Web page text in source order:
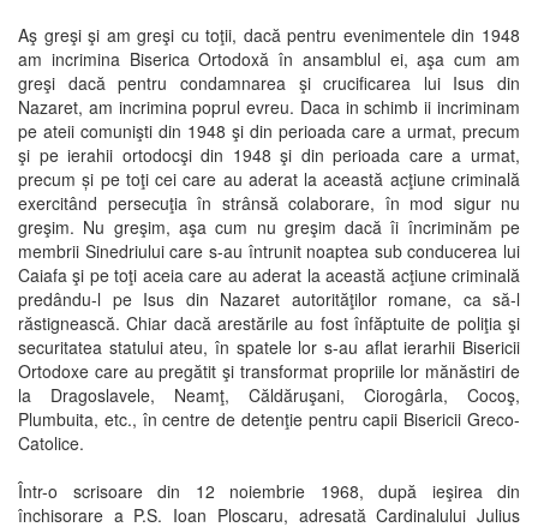
Aş greşi şi am greşi cu toţii, dacă pentru evenimentele din 1948
am incrimina Biserica Ortodoxă în ansamblul ei, aşa cum am
greşi dacă pentru condamnarea şi crucificarea lui Isus din
Nazaret, am incrimina poprul evreu. Daca in schimb ii incriminam
pe ateii comunişti din 1948 şi din perioada care a urmat, precum
şi pe ierahii ortodocşi din 1948 şi din perioada care a urmat,
precum și pe toţi cei care au aderat la această acţiune criminală
exercitând persecuţia în strânsă colaborare, în mod sigur nu
greşim. Nu greşim, aşa cum nu greşim dacă îi încriminăm pe
membrii Sinedriului care s-au întrunit noaptea sub conducerea lui
Caiafa şi pe toţi aceia care au aderat la această acţiune criminală
predându-l pe Isus din Nazaret autorităţilor romane, ca să-l
răstignească. Chiar dacă arestările au fost înfăptuite de poliţia şi
securitatea statului ateu, în spatele lor s-au aflat ierarhii Bisericii
Ortodoxe care au pregătit şi transformat propriile lor mănăstiri de
la Dragoslavele, Neamţ, Căldăruşani, Ciorogârla, Cocoş,
Plumbuita, etc., în centre de detenţie pentru capii Bisericii Greco-
Catolice.
Într-o scrisoare din 12 noiembrie 1968, după ieşirea din
închisorare a P.S. Ioan Ploscaru, adresată Cardinalului Julius